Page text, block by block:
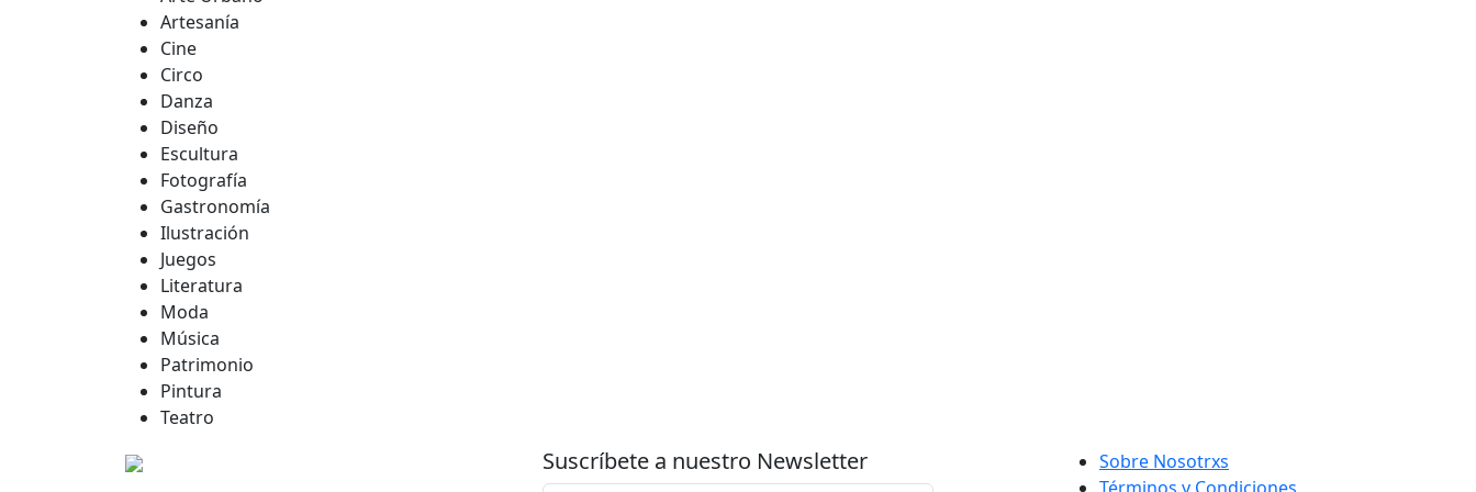
Artesanía
Cine
Circo
Danza
Diseño
Escultura
Fotografía
Gastronomía
Ilustración
Juegos
Literatura
Moda
Música
Patrimonio
Pintura
Teatro
Suscríbete a nuestro Newsletter
Sobre Nosotrxs